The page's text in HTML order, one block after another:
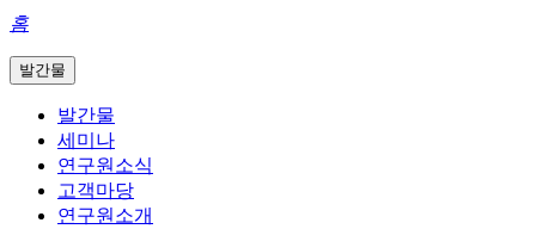
홈
발간물
발간물
세미나
연구원소식
고객마당
연구원소개